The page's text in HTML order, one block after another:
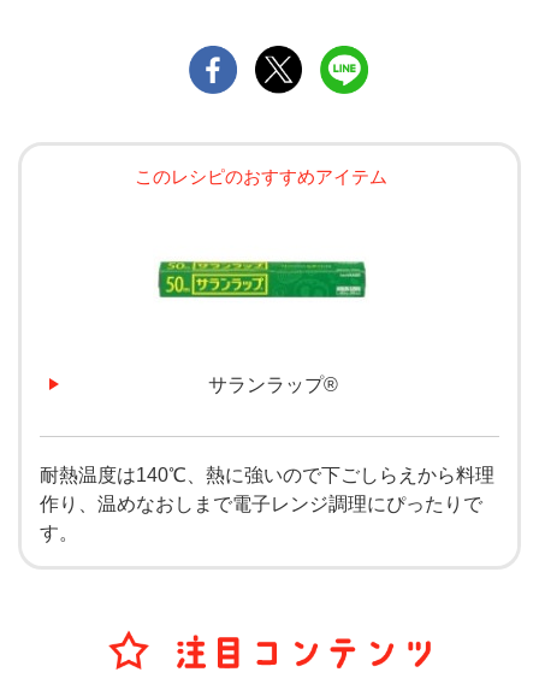
このレシピのおすすめアイテム
サランラップ®
耐熱温度は140℃、熱に強いので下ごしらえから料理
作り、温めなおしまで電子レンジ調理にぴったりで
す。